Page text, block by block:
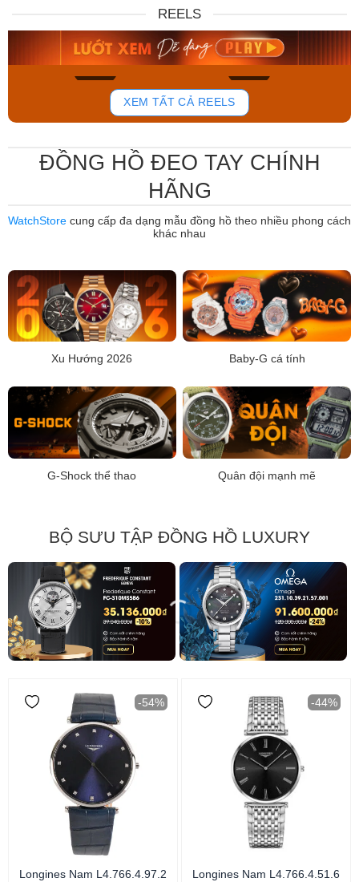
REELS
765
Mua ngay Mua ngay
XEM TẤT CẢ REELS
ĐỒNG HỒ ĐEO TAY CHÍNH
HÃNG
WatchStore cung cấp đa dạng mẫu đồng hồ theo nhiều phong cách
khác nhau
Xu Hướng 2026 Baby-G cá tính
G-Shock thể thao Quân đội mạnh mẽ
BỘ SƯU TẬP ĐỒNG HỒ LUXURY
-54%
Longines Nam L4.766.4.97.2
-44%
Longines Nam L4.766.4.51.6